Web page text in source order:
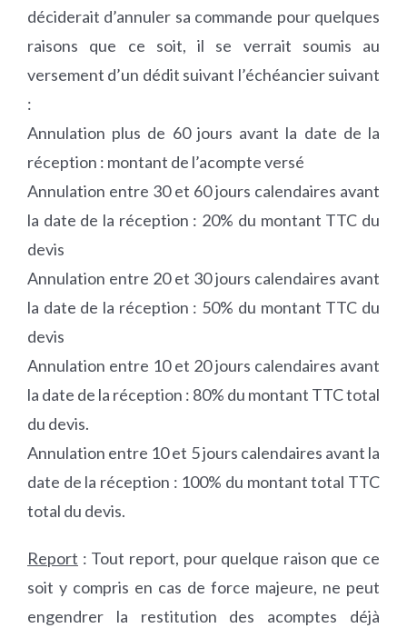
déciderait d’annuler sa commande pour quelques
raisons que ce soit, il se verrait soumis au
versement d’un dédit suivant l’échéancier suivant
:
Annulation plus de 60 jours avant la date de la
réception : montant de l’acompte versé
Annulation entre 30 et 60 jours calendaires avant
la date de la réception : 20% du montant TTC du
devis
Annulation entre 20 et 30 jours calendaires avant
la date de la réception : 50% du montant TTC du
devis
Annulation entre 10 et 20 jours calendaires avant
la date de la réception : 80% du montant TTC total
du devis.
Annulation entre 10 et 5 jours calendaires avant la
date de la réception : 100% du montant total TTC
total du devis.
Report : Tout report, pour quelque raison que ce
soit y compris en cas de force majeure, ne peut
engendrer la restitution des acomptes déjà